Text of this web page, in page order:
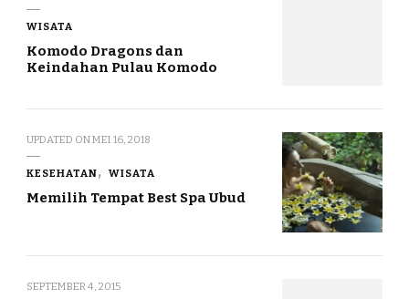
WISATA
Komodo Dragons dan
Keindahan Pulau Komodo
UPDATED ONMEI 16, 2018
KESEHATAN WISATA
Memilih Tempat Best Spa Ubud
SEPTEMBER 4, 2015